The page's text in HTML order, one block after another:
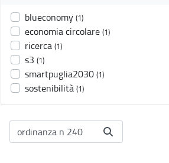
blueconomy (1)
economia circolare (1)
ricerca (1)
s3 (1)
smartpuglia2030 (1)
sostenibilità (1)